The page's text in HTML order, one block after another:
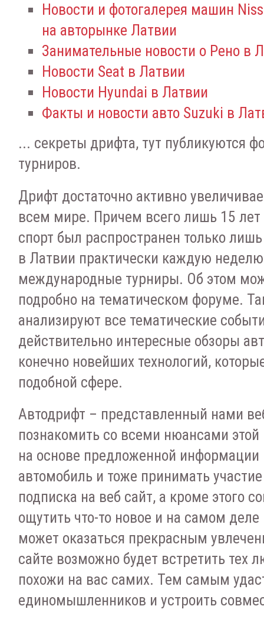
Новости и фотогалерея машин
на авторынке Латвии
Занимательные новости о Рено в
Новости Seat в Латвии
Новости Hyundai в Латвии
Факты и новости авто Suzuki в
... секреты дрифта, тут публикуются
турниров.
Дрифт достаточно активно
всем мире. Причем всего лишь 15
спорт был распространен только
в Латвии практически каждую
международные турниры. Об этом
подробно на тематическом форуме.
анализируют все тематические
действительно интересные обзоры
конечно новейших технологий,
подобной сфере.
Автодрифт – представленный нами
познакомить со всеми нюансами
на основе предложенной информации
автомобиль и тоже принимать
подписка на веб сайт, а кроме этого
ощутить что-то новое и на самом деле
может оказаться прекрасным
сайте возможно будет встретить тех
похожи на вас самих. Тем самым
единомышленников и устроить